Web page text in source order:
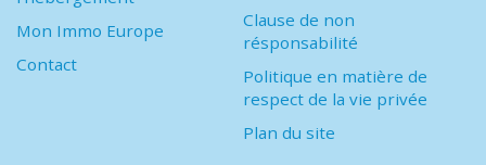
Mon Immo Europe
Contact
Clause de non
résponsabilité
Politique en matière de
respect de la vie privée
Plan du site